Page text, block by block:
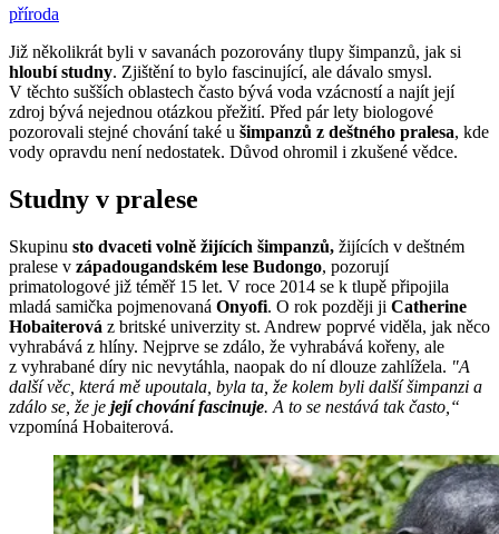
příroda
Již několikrát byli v savanách pozorovány tlupy šimpanzů, jak si
hloubí studny. Zjištění to bylo fascinující, ale dávalo smysl.
V těchto sušších oblastech často bývá voda vzácností a najít její
zdroj bývá nejednou otázkou přežití. Před pár lety biologové
pozorovali stejné chování také u šimpanzů z deštného pralesa, kde
vody opravdu není nedostatek. Důvod ohromil i zkušené vědce.
Studny v pralese
Skupinu sto dvaceti volně žijících šimpanzů, žijících v deštném
pralese v západougandském lese Budongo, pozorují
primatologové již téměř 15 let. V roce 2014 se k tlupě připojila
mladá samička pojmenovaná Onyofi. O rok později ji Catherine
Hobaiterová z britské univerzity st. Andrew poprvé viděla, jak něco
vyhrabává z hlíny. Nejprve se zdálo, že vyhrabává kořeny, ale
z vyhrabané díry nic nevytáhla, naopak do ní dlouze zahlížela. "A
další věc, která mě upoutala, byla ta, že kolem byli další šimpanzi a
zdálo se, že je její chování fascinuje. A to se nestává tak často,“
vzpomíná Hobaiterová.